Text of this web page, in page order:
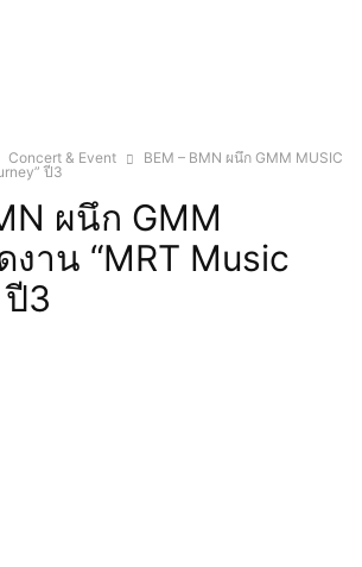
Concert & Event
BEM – BMN ผนึก GMM MUSIC
ปี3
ผนึก GMM
งาน “MRT Music
ปี3